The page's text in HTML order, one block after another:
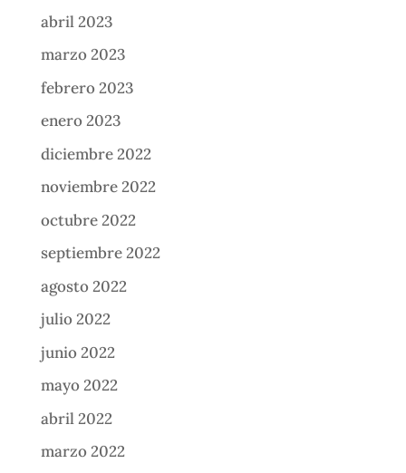
abril 2023
marzo 2023
febrero 2023
enero 2023
diciembre 2022
noviembre 2022
octubre 2022
septiembre 2022
agosto 2022
julio 2022
junio 2022
mayo 2022
abril 2022
marzo 2022